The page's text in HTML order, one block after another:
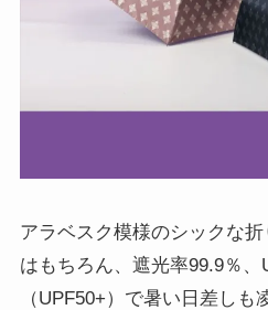
アラベスク模様のシックな
はもちろん、遮光率99.9％、
（UPF50+）で暑い日差し